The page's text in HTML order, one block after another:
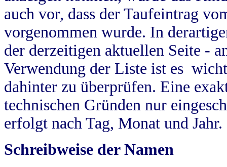
auch vor, dass der Taufeintrag
vorgenommen wurde. In
der derzeitigen aktuellen Seite -
Verwendung der Liste ist es
dahinter zu überprüfen. Eine
technischen Gründen nur
erfolgt nach Tag, Monat und Jahr.
Schreibweise der Namen